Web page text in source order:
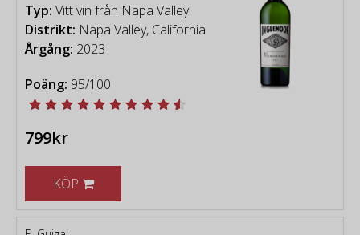
Typ: Vitt vin från Napa Valley
Distrikt: Napa Valley, California
Årgång: 2023
Poäng: 95/100
799kr
KÖP